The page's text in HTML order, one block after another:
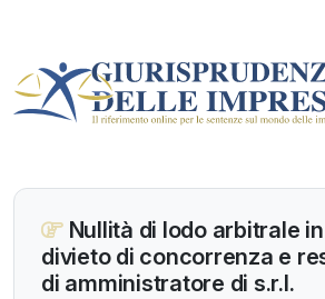
Nullità di lodo arbitrale
divieto di concorrenza e
di amministratore di s.r.l.